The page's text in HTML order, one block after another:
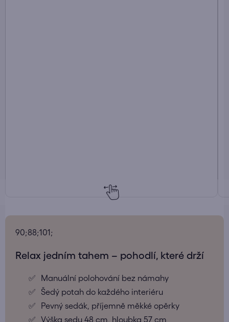
90;88;101;
Relax jedním tahem – pohodlí, které drží
Manuální polohování bez námahy
Šedý potah do každého interiéru
Pevný sedák, příjemně měkké opěrky
Výška sedu 48 cm, hloubka 57 cm